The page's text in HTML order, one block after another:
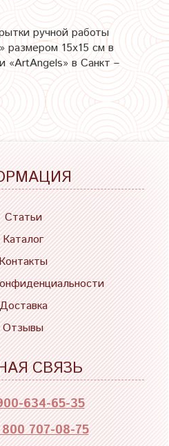
ручной работы
размером 15х15 см в
«ArtAngels» в Санкт –
Статьи
Каталог
Отзывы
СВЯЗЬ
634-65-35
707-08-75